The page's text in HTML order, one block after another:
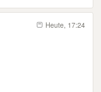
Heute, 17:24